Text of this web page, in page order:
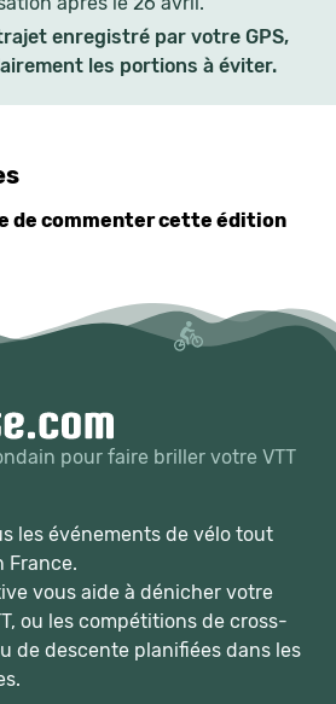
enregistré par votre GPS,
les portions à éviter.
de commenter cette édition
pour faire briller votre VTT
les événements de vélo tout
France.
vous aide à dénicher votre
ou les compétitions de cross-
de descente planifiées dans les